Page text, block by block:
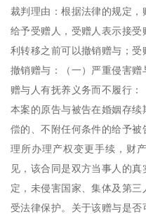
裁判理由：根据法律的规定
给予受赠人，受赠人表示接
利转移之前可以撤销赠与；
撤销赠与：（一）严重侵害
赠与人有抚养义务而不履行：
本案的原告与被告在婚姻存
偿的、不附任何条件的给予
理所办理产权变更手续，财
见，该合同是双方当事人的
定，未侵害国家、集体及第
受法律保护。关于该赠与是